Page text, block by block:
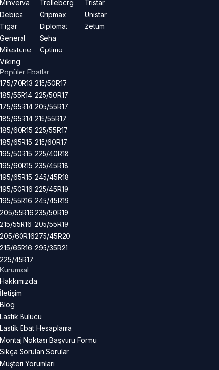
Minverva
Debica
Tigar
General
Milestone
Viking
Trelleborg
Gripmax
Diplomat
Seha
Optimo
Tristar
Unistar
Zetum
Popüler Ebatlar
175/70R13
185/55R14
175/65R14
185/65R14
185/60R15
185/65R15
195/50R15
195/60R15
195/65R15
195/50R16
195/55R16
205/55R16
215/55R16
205/60R16
215/65R16
225/45R17
215/50R17
225/50R17
205/55R17
215/55R17
225/55R17
215/60R17
225/40R18
235/45R18
245/45R18
225/45R19
245/45R19
235/50R19
205/55R19
275/45R20
295/35R21
Kurumsal
Hakkımızda
İletişim
Blog
Lastik Bulucu
Lastik Ebat Hesaplama
Montaj Noktası Başvuru Formu
Sıkça Sorulan Sorular
Müşteri Yorumları